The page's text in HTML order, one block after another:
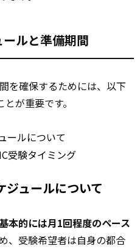
ルと準備期間
を確保するためには、以下
が重要です。
ールについて
受験タイミング
ジュールについて
本的には月1回程度のペース
、受験希望者は自身の都合